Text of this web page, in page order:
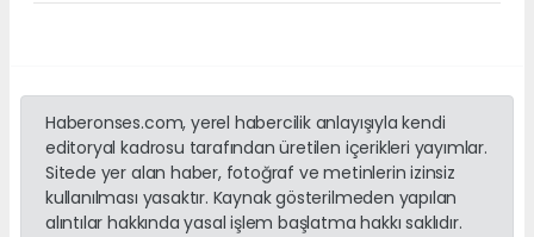
Haberonses.com, yerel habercilik anlayışıyla kendi
editoryal kadrosu tarafından üretilen içerikleri yayımlar.
Sitede yer alan haber, fotoğraf ve metinlerin izinsiz
kullanılması yasaktır. Kaynak gösterilmeden yapılan
alıntılar hakkında yasal işlem başlatma hakkı saklıdır.